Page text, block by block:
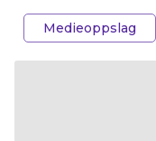
Medieoppslag